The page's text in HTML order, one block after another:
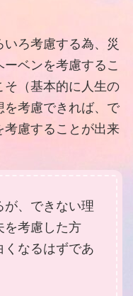
ろ考慮する為、災
ベンを考慮するこ
そ（基本的に人生の
を考慮できれば、で
考慮することが出来
、できない理
を考慮した方
くなるはずであ